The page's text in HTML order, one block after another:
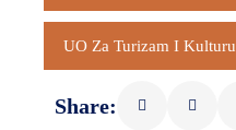
UO Za Turizam I Kulturu
Share: